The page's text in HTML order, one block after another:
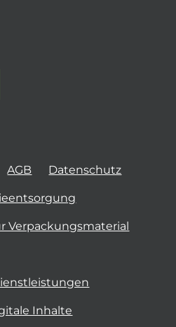
AGB Datenschutz
Verpackungsmaterial
Inhalte